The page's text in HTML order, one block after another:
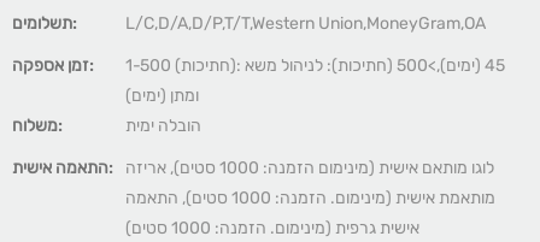
תשלומים: L/C,D/A,D/P,T/T,Western Union,MoneyGram,OA
זמן אספקה:
1-500 (חתיכות): 45 (ימים),>500 (חתיכות): לניהול משא
ומתן (ימים)
משלוח:
הובלה ימית
התאמה אישית:
לוגו מותאם אישית (מינימום הזמנה: 1000 סטים), אריזה
מותאמת אישית (מינימום. הזמנה: 1000 סטים), התאמה
אישית גרפית (מינימום. הזמנה: 1000 סטים)